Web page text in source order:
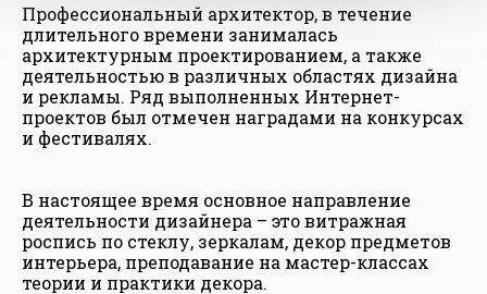
Профессиональный архитектор, в течение
длительного времени занималась
архитектурным проектированием, а также
деятельностью в различных областях дизайна
и рекламы. Ряд выполненных Интернет-
проектов был отмечен наградами на конкурсах
и фестивалях.
В настоящее время основное направление
деятельности дизайнера – это витражная
роспись по стеклу, зеркалам, декор предметов
интерьера, преподавание на мастер-классах
теории и практики декора.